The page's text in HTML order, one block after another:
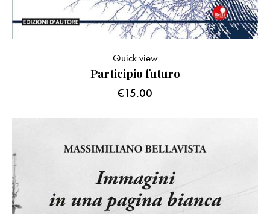
Participio futuro
€15.00
Quick view